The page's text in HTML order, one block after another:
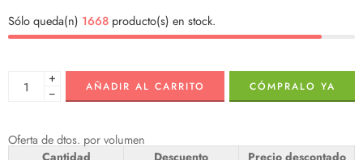
Sólo queda(n) 1668 producto(s) en stock.
+
−
AÑADIR AL CARRITO CÓMPRALO YA
Oferta de dtos. por volumen